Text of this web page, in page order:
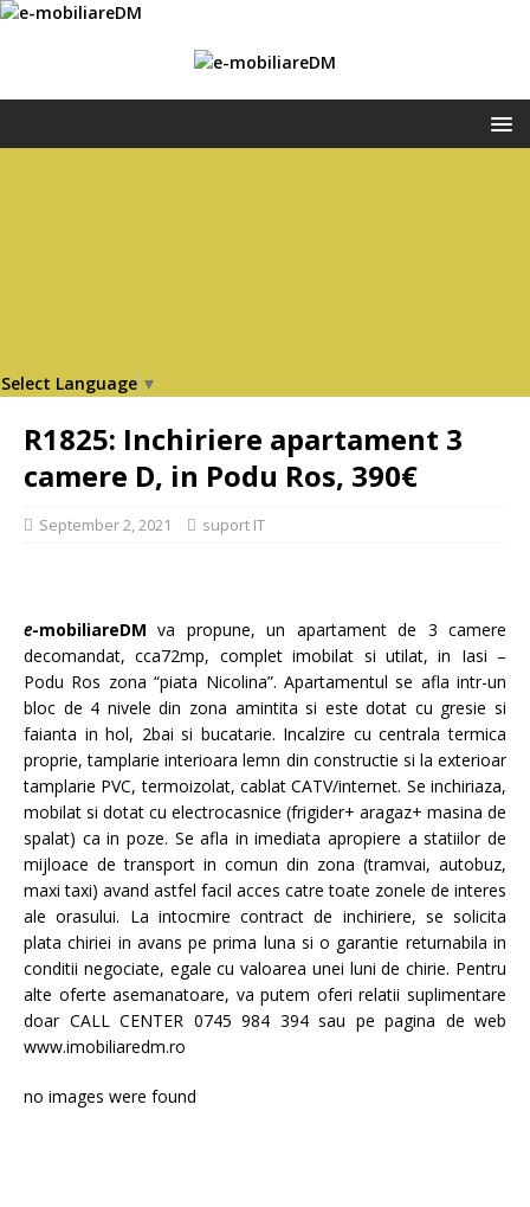
Select Language ▼
R1825: Inchiriere apartament 3
camere D, in Podu Ros, 390€
September 2, 2021 suport IT
e-mobiliareDM va propune, un apartament de 3 camere
decomandat, cca72mp, complet imobilat si utilat, in Iasi –
Podu Ros zona “piata Nicolina”. Apartamentul se afla intr-un
bloc de 4 nivele din zona amintita si este dotat cu gresie si
faianta in hol, 2bai si bucatarie. Incalzire cu centrala termica
proprie, tamplarie interioara lemn din constructie si la exterioar
tamplarie PVC, termoizolat, cablat CATV/internet. Se inchiriaza,
mobilat si dotat cu electrocasnice (frigider+ aragaz+ masina de
spalat) ca in poze. Se afla in imediata apropiere a statiilor de
mijloace de transport in comun din zona (tramvai, autobuz,
maxi taxi) avand astfel facil acces catre toate zonele de interes
ale orasului. La intocmire contract de inchiriere, se solicita
plata chiriei in avans pe prima luna si o garantie returnabila in
conditii negociate, egale cu valoarea unei luni de chirie. Pentru
alte oferte asemanatoare, va putem oferi relatii suplimentare
doar CALL CENTER 0745 984 394 sau pe pagina de web
www.imobiliaredm.ro
no images were found